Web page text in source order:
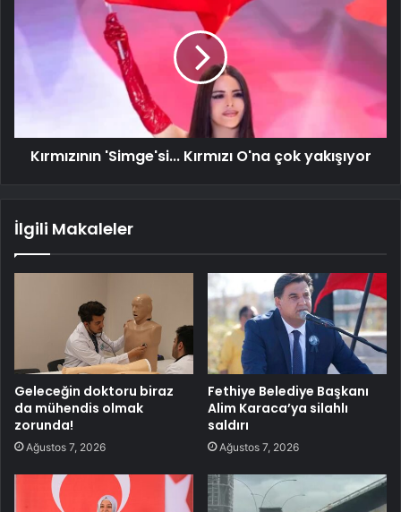
Kırmızının 'Simge'si... Kırmızı O'na çok yakışıyor
İlgili Makaleler
Geleceğin doktoru biraz
da mühendis olmak
zorunda!
Ağustos 7, 2026
Fethiye Belediye Başkanı
Alim Karaca’ya silahlı
saldırı
Ağustos 7, 2026